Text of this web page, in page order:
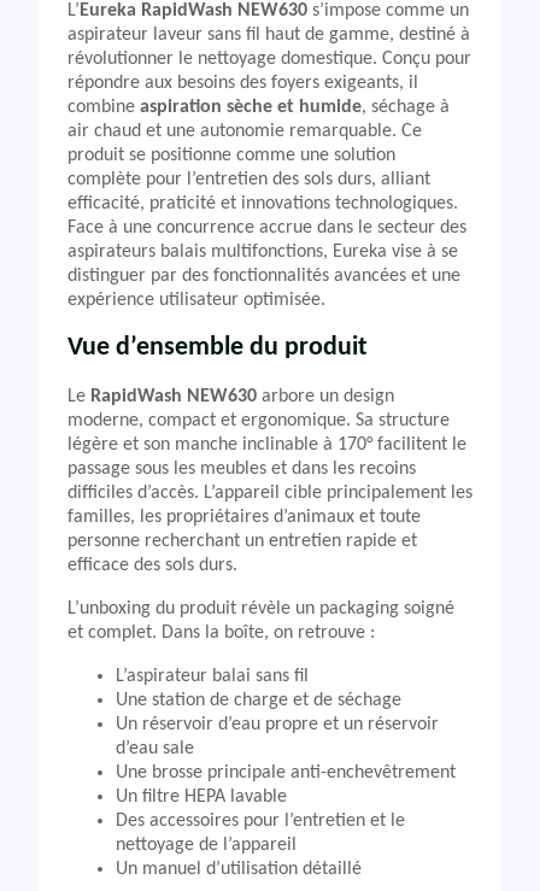
L’ Eureka RapidWash NEW630 s’impose comme un
aspirateur laveur sans fil haut de gamme, destiné à
révolutionner le nettoyage domestique. Conçu pour
répondre aux besoins des foyers exigeants, il
combine aspiration sèche et humide, séchage à
air chaud et une autonomie remarquable. Ce
produit se positionne comme une solution
complète pour l’entretien des sols durs, alliant
efficacité, praticité et innovations technologiques.
Face à une concurrence accrue dans le secteur des
aspirateurs balais multifonctions, Eureka vise à se
distinguer par des fonctionnalités avancées et une
expérience utilisateur optimisée.
Vue d’ensemble du produit
Le RapidWash NEW630 arbore un design
moderne, compact et ergonomique. Sa structure
légère et son manche inclinable à 170° facilitent le
passage sous les meubles et dans les recoins
difficiles d’accès. L’appareil cible principalement les
familles, les propriétaires d’animaux et toute
personne recherchant un entretien rapide et
efficace des sols durs.
L’unboxing du produit révèle un packaging soigné
et complet. Dans la boîte, on retrouve :
L’aspirateur balai sans fil
Une station de charge et de séchage
Un réservoir d’eau propre et un réservoir
d’eau sale
Une brosse principale anti-enchevêtrement
Un filtre HEPA lavable
Des accessoires pour l’entretien et le
nettoyage de l’appareil
Un manuel d’utilisation détaillé